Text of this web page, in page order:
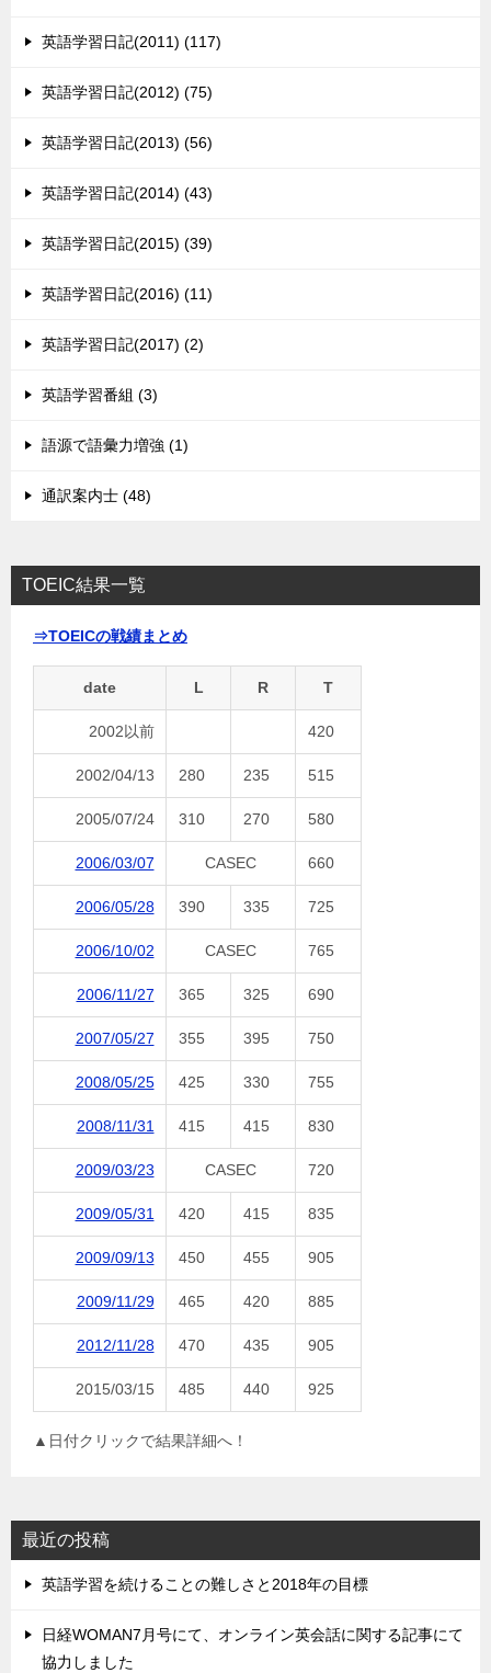
英語学習日記(2011) (117)
英語学習日記(2012) (75)
英語学習日記(2013) (56)
英語学習日記(2014) (43)
英語学習日記(2015) (39)
英語学習日記(2016) (11)
英語学習日記(2017) (2)
英語学習番組 (3)
語源で語彙力増強 (1)
通訳案内士 (48)
TOEIC結果一覧
⇒TOEICの戦績まとめ
date L R T
2002以前 420
2002/04/13 280 235 515
2005/07/24 310 270 580
2006/03/07 CASEC 660
2006/05/28 390 335 725
2006/10/02 CASEC 765
2006/11/27 365 325 690
2007/05/27 355 395 750
2008/05/25 425 330 755
2008/11/31 415 415 830
2009/03/23 CASEC 720
2009/05/31 420 415 835
2009/09/13 450 455 905
2009/11/29 465 420 885
2012/11/28 470 435 905
2015/03/15 485 440 925
▲日付クリックで結果詳細へ！
最近の投稿
英語学習を続けることの難しさと2018年の目標
日経WOMAN7月号にて、オンライン英会話に関する記事にて
協力しました